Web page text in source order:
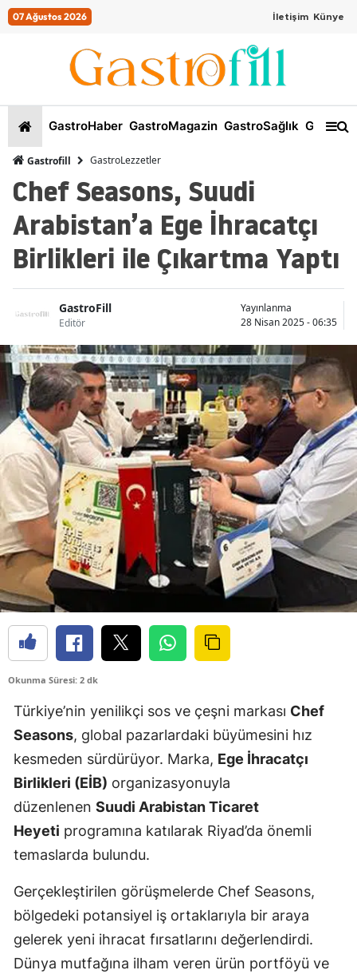
07 Ağustos 2026 İletişim Künye
GastroHaber GastroMagazin GastroSağlık
Gastrofill GastroLezzetler
Chef Seasons, Suudi
Arabistan’a Ege İhracatçı
Birlikleri ile Çıkartma Yaptı
GastroFill
Editör
Yayınlanma
28 Nisan 2025 - 06:35
Okunma Süresi: 2 dk
Türkiye’nin yenilikçi sos ve çeşni markası Chef
Seasons, global pazarlardaki büyümesini hız
kesmeden sürdürüyor. Marka, Ege İhracatçı
Birlikleri (EİB) organizasyonuyla
düzenlenen Suudi Arabistan Ticaret
Heyeti programına katılarak Riyad’da önemli
temaslarda bulundu.
Gerçekleştirilen görüşmelerde Chef Seasons,
bölgedeki potansiyel iş ortaklarıyla bir araya
gelerek yeni ihracat fırsatlarını değerlendirdi.
Dünya mutfağına ilham veren ürün portföyü ve